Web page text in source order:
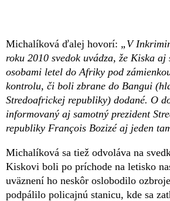
Michalíková ďalej hovorí: „V
roku 2010 svedok uvádza, že Kiska
osobami letel do Afriky pod
kontrolu, či boli zbrane do Bangui
Stredoafrickej republiky) dodané. O
informovaný aj samotný prezident
republiky François Bozizé aj jeden
Michalíková sa tiež odvoláva na
Kiskovi boli po príchode na letisko
uväznení ho neskôr oslobodilo
podpálilo policajnú stanicu, kde sa